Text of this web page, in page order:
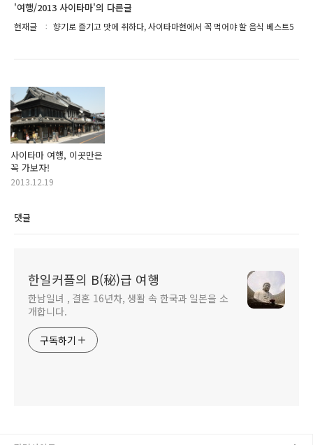
'여행/2013 사이타마'의 다른글
현재글 향기로 즐기고 맛에 취하다, 사이타마현에서 꼭 먹어야 할 음식 베스트5
사이타마 여행, 이곳만은
꼭 가보자!
2013.12.19
댓글
한일커플의 B(秘)급 여행
한남일녀 , 결혼 16년차, 생활 속 한국과 일본을 소
개합니다.
구독하기